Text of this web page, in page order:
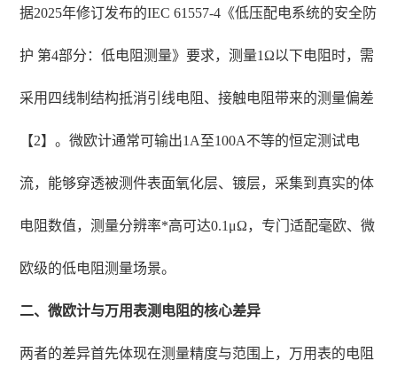
据2025年修订发布的IEC 61557-4《低压配电系统的安全防
护 第4部分：低电阻测量》要求，测量1Ω以下电阻时，需
采用四线制结构抵消引线电阻、接触电阻带来的测量偏差
【2】。微欧计通常可输出1A至100A不等的恒定测试电
流，能够穿透被测件表面氧化层、镀层，采集到真实的体
电阻数值，测量分辨率*高可达0.1μΩ，专门适配毫欧、微
欧级的低电阻测量场景。
二、微欧计与万用表测电阻的核心差异
两者的差异首先体现在测量精度与范围上，万用表的电阻